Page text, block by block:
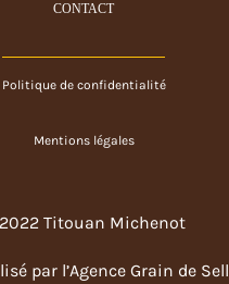
CONTACT
Politique de confidentialité
Mentions légales
Titouan Michenot
par l’Agence Grain de Sell